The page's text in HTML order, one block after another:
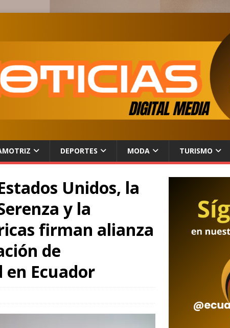
DEPORTES MODA TURISMO
Unidos, la
y la
firman alianza
de
en Ecuador